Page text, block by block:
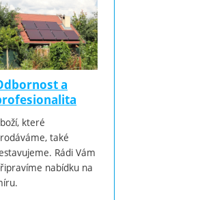
a
které
také
Rádi Vám
nabídku na